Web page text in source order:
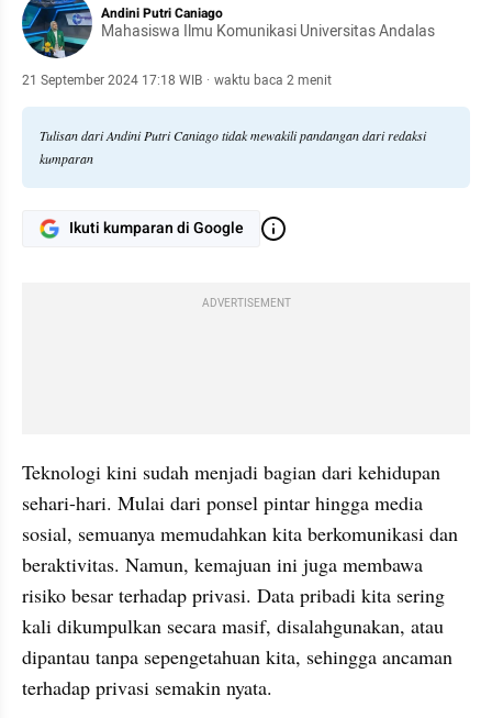
Andini Putri Caniago
Mahasiswa Ilmu Komunikasi Universitas Andalas
21 September 2024 17:18 WIB · waktu baca 2 menit
Tulisan dari Andini Putri Caniago tidak mewakili pandangan dari redaksi
kumparan
Ikuti kumparan di Google
ADVERTISEMENT
Teknologi kini sudah menjadi bagian dari kehidupan
sehari-hari. Mulai dari ponsel pintar hingga media
sosial, semuanya memudahkan kita berkomunikasi dan
beraktivitas. Namun, kemajuan ini juga membawa
risiko besar terhadap privasi. Data pribadi kita sering
kali dikumpulkan secara masif, disalahgunakan, atau
dipantau tanpa sepengetahuan kita, sehingga ancaman
terhadap privasi semakin nyata.